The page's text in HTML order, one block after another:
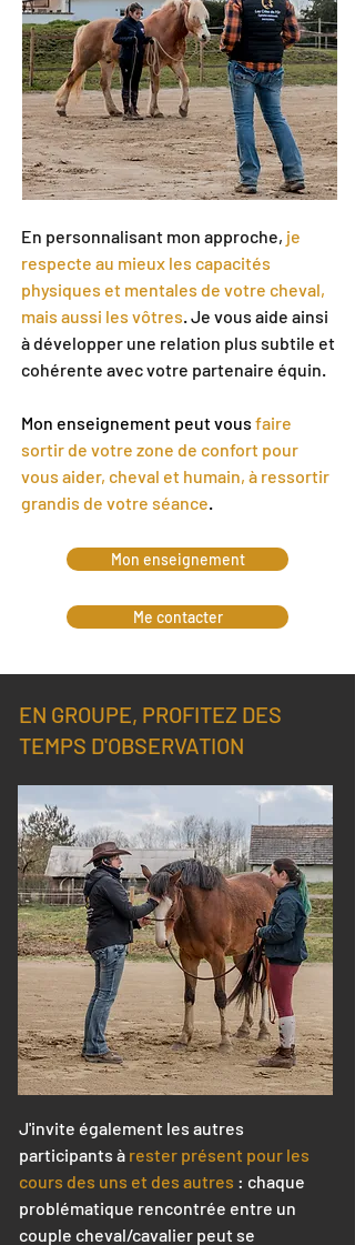
En personnalisant mon approche, je
respecte au mieux les capacités
physiques et mentales de votre cheval,
mais aussi les vôtres. Je vous aide ainsi
à développer une relation plus subtile et
cohérente avec votre partenaire équin.
Mon enseignement peutvous faire
sortir de votre zone de confort pour
vous aider, cheval et humain, à ressortir
grandis de votre séance.
Mon enseignement
Me contacter
EN GROUPE, PROFITEZ DES
TEMPS D'OBSERVATION
J'invite également les autres
participants à rester présent pour les
cours des uns et des autres : chaque
problématique rencontrée entre un
couple cheval/cavalier peut se